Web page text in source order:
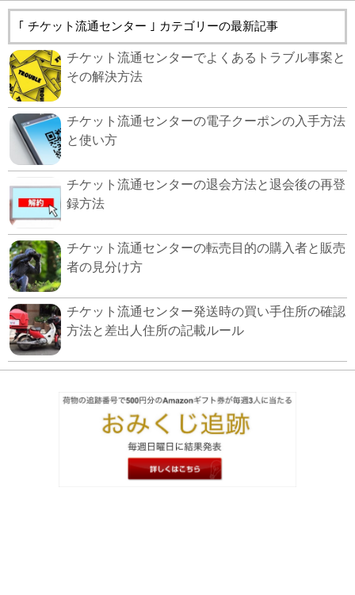
｢ チケット流通センター ｣ カテゴリーの最新記事
チケット流通センターでよくあるトラブル事案と
その解決方法
チケット流通センターの電子クーポンの入手方法
と使い方
チケット流通センターの退会方法と退会後の再登
録方法
チケット流通センターの転売目的の購入者と販売
者の見分け方
チケット流通センター発送時の買い手住所の確認
方法と差出人住所の記載ルール